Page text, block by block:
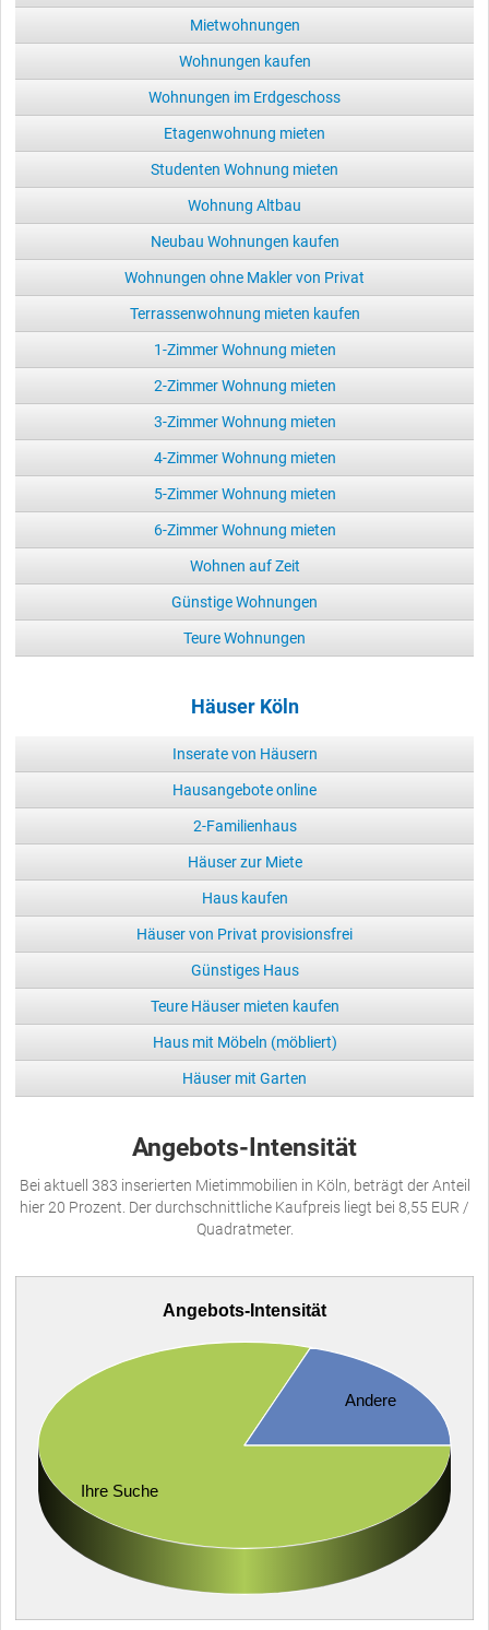
Mietwohnungen
Wohnungen kaufen
Wohnungen im Erdgeschoss
Etagenwohnung mieten
Studenten Wohnung mieten
Wohnung Altbau
Neubau Wohnungen kaufen
Wohnungen ohne Makler von Privat
Terrassenwohnung mieten kaufen
1-Zimmer Wohnung mieten
2-Zimmer Wohnung mieten
3-Zimmer Wohnung mieten
4-Zimmer Wohnung mieten
5-Zimmer Wohnung mieten
6-Zimmer Wohnung mieten
Wohnen auf Zeit
Günstige Wohnungen
Teure Wohnungen
Häuser Köln
Inserate von Häusern
Hausangebote online
2-Familienhaus
Häuser zur Miete
Haus kaufen
Häuser von Privat provisionsfrei
Günstiges Haus
Teure Häuser mieten kaufen
Haus mit Möbeln (möbliert)
Häuser mit Garten
Angebots-Intensität
Bei aktuell 383 inserierten Mietimmobilien in Köln, beträgt der Anteil
hier 20 Prozent. Der durchschnittliche Kaufpreis liegt bei 8,55 EUR /
Quadratmeter.
Angebots-Intensität
Ihre Suche
Andere